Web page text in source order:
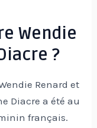
Wendie
?
Renard et
Diacre a été au
français.